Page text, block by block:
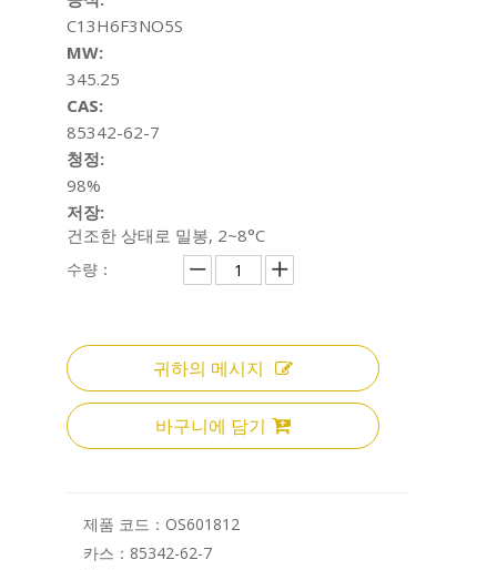
C13H6F3NO5S
MW:
345.25
CAS:
85342-62-7
청정:
98%
저장:
건조한 상태로 밀봉, 2~8°C
수량：
귀하의 메시지
바구니에 담기
제품 코드： OS601812
카스： 85342-62-7